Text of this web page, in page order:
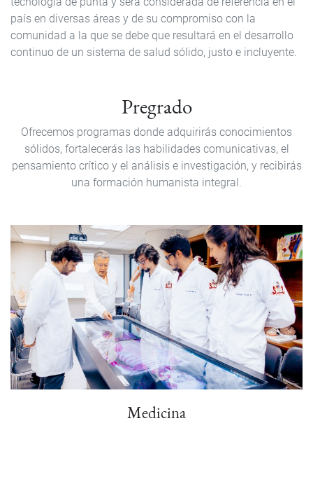
país en diversas áreas y de su compromiso con la
comunidad a la que se debe que resultará en el desarrollo
continuo de un sistema de salud sólido, justo e incluyente.
Pregrado
Ofrecemos programas donde adquirirás conocimientos
sólidos, fortalecerás las habilidades comunicativas, el
pensamiento crítico y el análisis e investigación, y recibirás
una formación humanista integral.
Medicina